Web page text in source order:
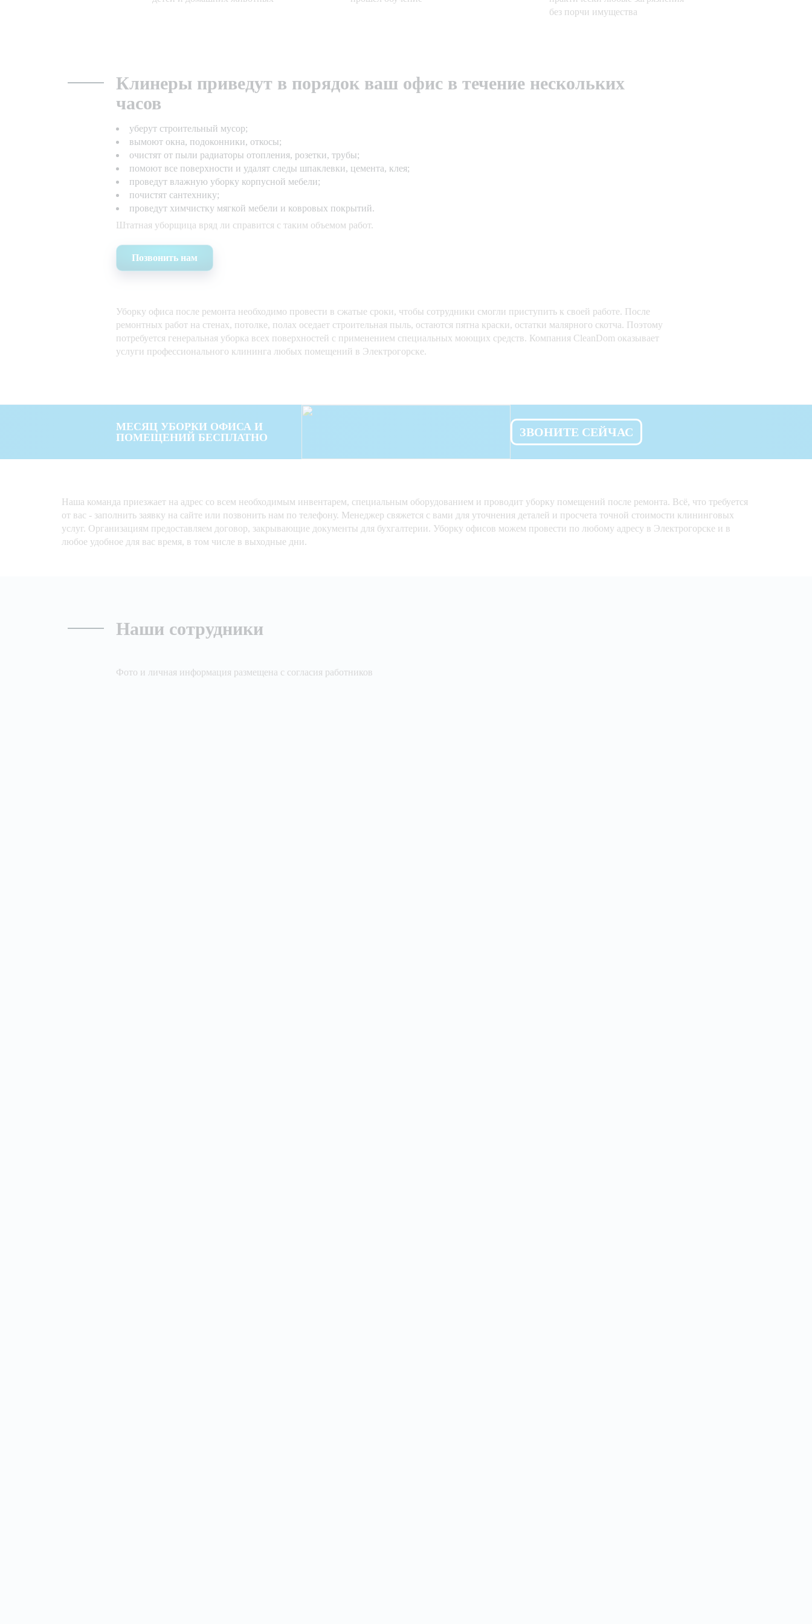
без порчи имущества
Клинеры приведут в порядок ваш офис в течение нескольких
часов
уберут строительный мусор;
вымоют окна, подоконники, откосы;
очистят от пыли радиаторы отопления, розетки, трубы;
помоют все поверхности и удалят следы шпаклевки, цемента, клея;
проведут влажную уборку корпусной мебели;
почистят сантехнику;
проведут химчистку мягкой мебели и ковровых покрытий.
Штатная уборщица вряд ли справится с таким объемом работ.
Позвонить нам
Уборку офиса после ремонта необходимо провести в сжатые сроки, чтобы сотрудники смогли приступить к своей работе. После
ремонтных работ на стенах, потолке, полах оседает строительная пыль, остаются пятна краски, остатки малярного скотча. Поэтому
потребуется генеральная уборка всех поверхностей с применением специальных моющих средств. Компания CleanDom оказывает
услуги профессионального клининга любых помещений в Электрогорске.
МЕСЯЦ УБОРКИ ОФИСА И
ПОМЕЩЕНИЙ БЕСПЛАТНО
ЗВОНИТЕ СЕЙЧАС
Наша команда приезжает на адрес со всем необходимым инвентарем, специальным оборудованием и проводит уборку помещений после ремонта. Всё, что требуется
от вас - заполнить заявку на сайте или позвонить нам по телефону. Менеджер свяжется с вами для уточнения деталей и просчета точной стоимости клининговых
услуг. Организациям предоставляем договор, закрывающие документы для бухгалтерии. Уборку офисов можем провести по любому адресу в Электрогорске и в
любое удобное для вас время, в том числе в выходные дни.
Наши сотрудники
Фото и личная информация размещена с согласия работников